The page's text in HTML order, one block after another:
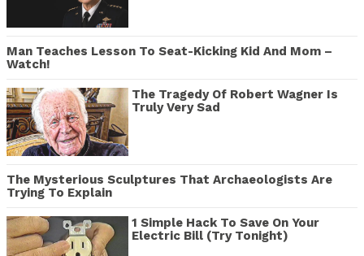
Man Teaches Lesson To Seat-Kicking Kid And Mom –
Watch!
The Tragedy Of Robert Wagner Is
Truly Very Sad
The Mysterious Sculptures That Archaeologists Are
Trying To Explain
1 Simple Hack To Save On Your
Electric Bill (Try Tonight)